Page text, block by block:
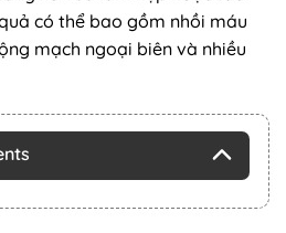
có thể bao gồm nhồi máu
mạch ngoại biên và nhiều